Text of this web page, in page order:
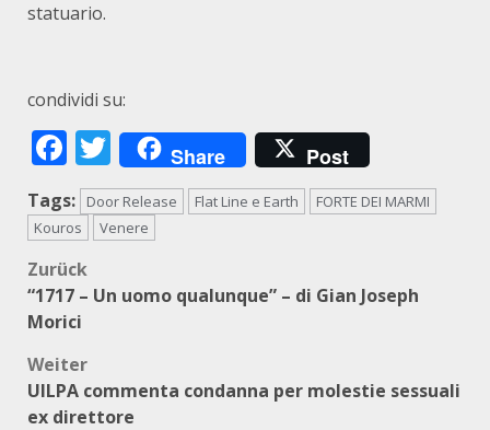
statuario.
condividi su:
Facebook
Twitter
Share Post
Tags: Door Release Flat Line e Earth
FORTE DEI MARMI
Kouros
Venere
Beitragsnavigation
Zurück
“1717 – Un uomo qualunque” – di Gian Joseph
Morici
Weiter
UILPA commenta condanna per molestie sessuali
ex direttore